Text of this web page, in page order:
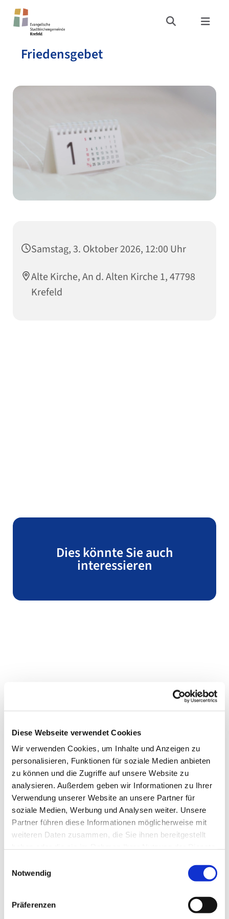
Diese Webseite verwendet Cookies
Wir verwenden Cookies, um Inhalte und Anzeigen zu
personalisieren, Funktionen für soziale Medien anbieten
zu können und die Zugriffe auf unsere Website zu
analysieren. Außerdem geben wir Informationen zu Ihrer
Verwendung unserer Website an unsere Partner für
soziale Medien, Werbung und Analysen weiter. Unsere
Partner führen diese Informationen möglicherweise mit
weiteren Daten zusammen, die Sie ihnen bereitgestellt
Notwendig
Präferenzen
Friedensgebet
Samstag, 3. Oktober 2026, 12:00 Uhr
Alte Kirche, An d. Alten Kirche 1, 47798
Krefeld
Dies könnte Sie auch
interessieren
Gemeindebrief
Stadtkirchengemeinde
Sommer 2026